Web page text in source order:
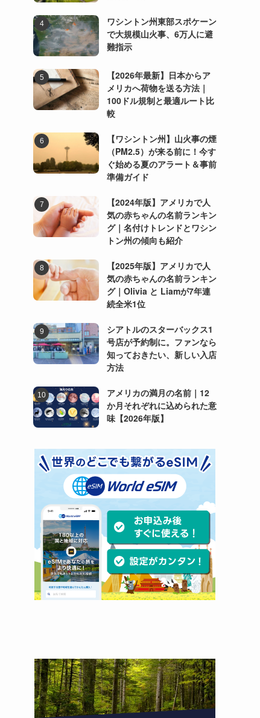
ワシントン州東部スポケーン
で大規模山火事、6万人に避
難指示
【2026年最新】日本からア
メリカへ荷物を送る方法｜
100ドル規制と最適ルート比
較
【ワシントン州】山火事の煙
（PM2.5）が来る前に！今す
ぐ始める夏のアラート＆事前
準備ガイド
【2024年版】アメリカで人
気の赤ちゃんの名前ランキン
グ｜名付けトレンドとワシン
トン州の傾向も紹介
【2025年版】アメリカで人
気の赤ちゃんの名前ランキン
グ｜Olivia と Liamが7年連
続全米1位
シアトルのスターバックス1
号店が予約制に。ファンなら
知っておきたい、新しい入店
方法
アメリカの満月の名前｜12
か月それぞれに込められた意
味【2026年版】